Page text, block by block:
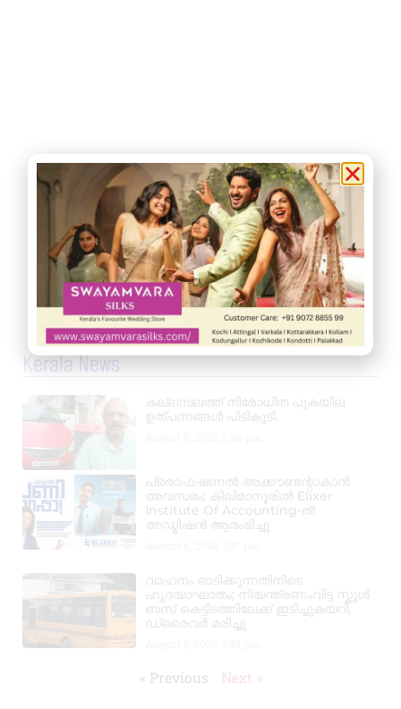
Kerala News
കല്ലമ്പലത്ത് നിരോധിത പുകയില
ഉത്പന്നങ്ങൾ പിടികൂടി.
പ്രൊഫഷണൽ അക്കൗണ്ടന്റാകാൻ
അവസരം; കിലിമാനൂരിൽ Elixer
Institute Of Accounting-ൽ
അഡ്മിഷൻ ആരംഭിച്ചു
വാഹനം ഓടിക്കുന്നതിനിടെ
ഹൃദയാഘാതം; നിയന്ത്രണംവിട്ട സ്കൂൾ
ബസ് കെട്ടിടത്തിലേക്ക് ഇടിച്ചുകയറി,
ഡ്രൈവർ മരിച്ചു
« Previous Next »